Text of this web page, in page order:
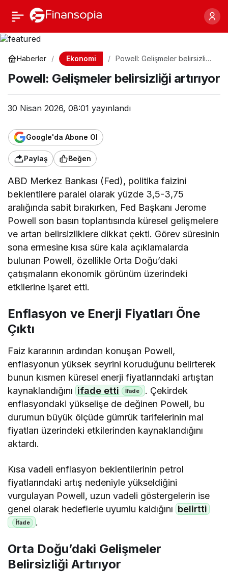
Haberler Ekonomi
Powell: Gelişmeler belirsizliği
Powell: Gelişmeler belirsizliği artırıyor
30 Nisan 2026, 08:01 yayınlandı
Google'da Abone Ol
Paylaş Beğen
ABD Merkez Bankası (Fed), politika faizini
beklentilere paralel olarak yüzde 3,5-3,75
aralığında sabit bırakırken, Fed Başkanı Jerome
Powell son basın toplantısında küresel gelişmelere
ve artan belirsizliklere dikkat çekti. Görev süresinin
sona ermesine kısa süre kala açıklamalarda
bulunan Powell, özellikle Orta Doğu’daki
çatışmaların ekonomik görünüm üzerindeki
etkilerine işaret etti.
Enflasyon ve Enerji Fiyatları Öne
Çıktı
Faiz kararının ardından konuşan Powell,
enflasyonun yüksek seyrini koruduğunu belirterek
bunun kısmen küresel enerji fiyatlarındaki artıştan
kaynaklandığını ifade etti
. Çekirdek
enflasyondaki yükselişe de değinen Powell, bu
durumun büyük ölçüde gümrük tarifelerinin mal
fiyatları üzerindeki etkilerinden kaynaklandığını
aktardı.
Kısa vadeli enflasyon beklentilerinin petrol
fiyatlarındaki artış nedeniyle yükseldiğini
vurgulayan Powell, uzun vadeli göstergelerin ise
genel olarak hedeflerle uyumlu kaldığını belirtti
.
Orta Doğu’daki Gelişmeler
Belirsizliği Artırıyor
Powell: Gelişmeler
belirsizliği artırıyor
Paylaş